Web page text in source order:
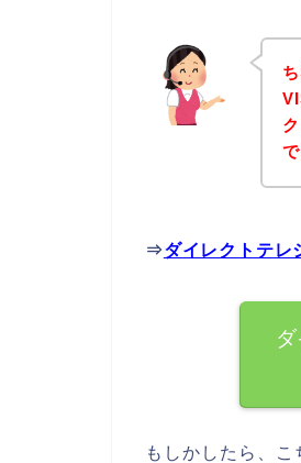
⇒ダイレクトテレ
もしかしたら、